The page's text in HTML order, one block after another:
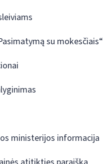
su mokesčiais“
ministerijos informacija